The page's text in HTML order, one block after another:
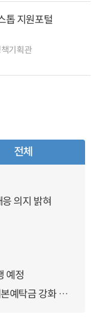
톱 지원포털
기획관
전체
의지 밝혀
예정
단일종목 레버리지 상품(ETF·ETN) 기본예탁금 강화 조기시행 방안 안내